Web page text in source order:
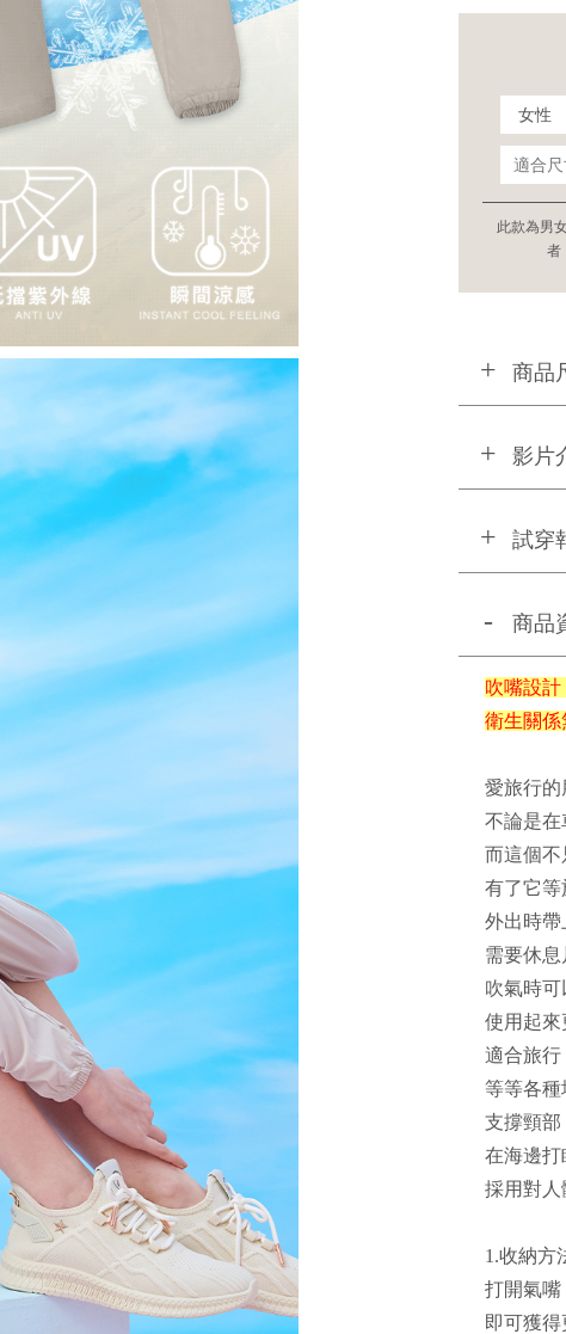
此款為男
者
商品
影片
試穿
商品
吹嘴設
衛生關
愛旅行的
不論是
而這個
有了它等
外出時
需要休
吹氣時
使用起
適合旅
等等各種
支撐頸
在海邊打
採用對人
1.收納方
打開氣嘴
即可獲得